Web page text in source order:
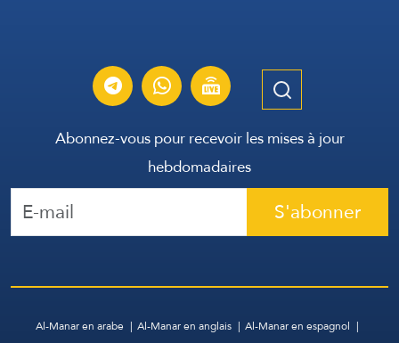
Abonnez-vous pour recevoir les mises à jour
hebdomadaires
S'abonner
Al-Manar en arabe Al-Manar en anglais
Al-Manar en espagnol